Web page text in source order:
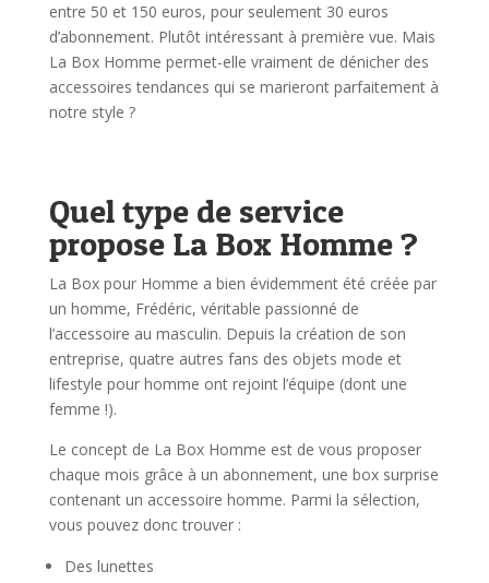
entre 50 et 150 euros, pour seulement 30 euros
d’abonnement. Plutôt intéressant à première vue. Mais
La Box Homme permet-elle vraiment de dénicher des
accessoires tendances qui se marieront parfaitement à
notre style ?
Quel type de service
propose La Box Homme ?
La Box pour Homme a bien évidemment été créée par
un homme, Frédéric, véritable passionné de
l’accessoire au masculin. Depuis la création de son
entreprise, quatre autres fans des objets mode et
lifestyle pour homme ont rejoint l’équipe (dont une
femme !).
Le concept de La Box Homme est de vous proposer
chaque mois grâce à un abonnement, une box surprise
contenant un accessoire homme. Parmi la sélection,
vous pouvez donc trouver :
Des lunettes